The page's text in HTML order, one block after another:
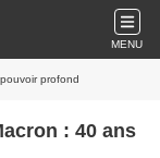
MENU
profond
: 40 ans